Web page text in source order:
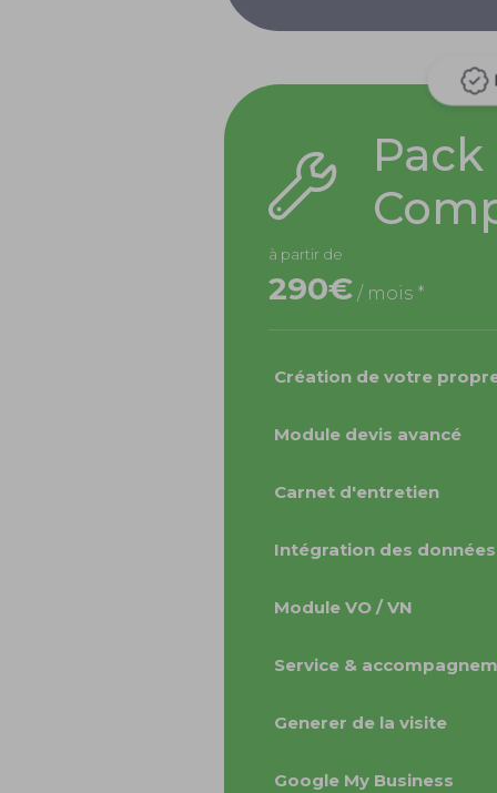
Pack
à partir de
290€ / mois *
Création de votre
Module devis avancé
Carnet d'entretien
Intégration des
Module VO / VN
Service &
Generer de la visite
Google My Business